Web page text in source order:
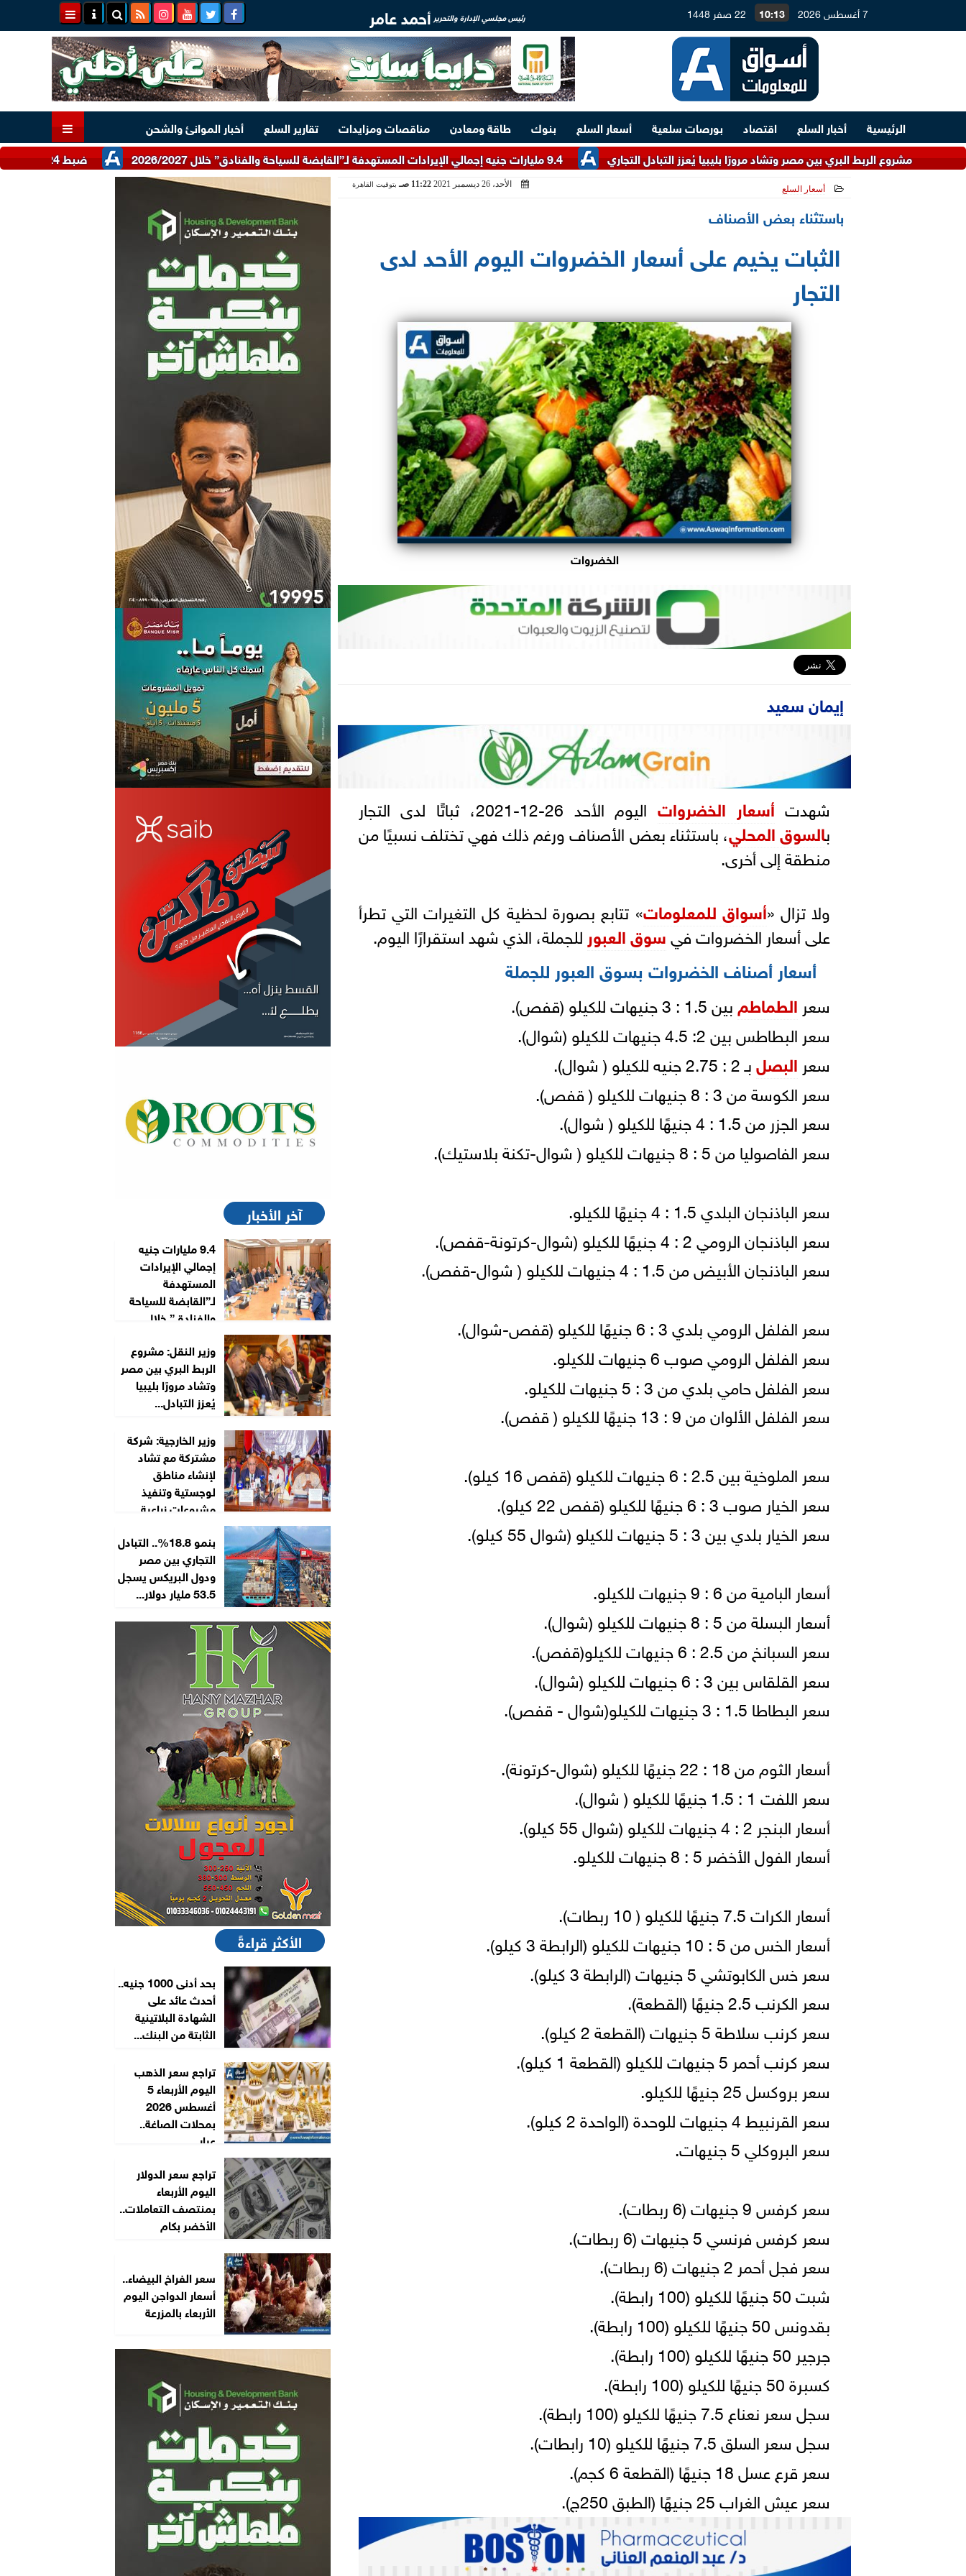
7 أغسطس 2026 10:13 22 صفر 1448 رئيس مجلسي الإدارة والتحرير أحمد عامر
الرئيسية أخبار السلع اقتصاد بورصات سلعية أسعار السلع بنوك طاقة ومعادن مناقصات ومزايدات تقارير السلع
أخبار الموانئ والشحن
ضبط 24 طن دقيق أبيض وبلدي مدعم عبر شرطة التموين
9.4 مليارات جنيه إجمالي الإيرادات المستهدفة لـ”القابضة للسياحة والفنادق” خلال 2026/2027 مشروع الربط البري بين مصر وتشاد مرورًا بليبيا يُعزز التبادل التجاري
أسعار السلع الأحد، 26 ديسمبر 2021 11:22 صـ بتوقيت القاهرة
باستثناء بعض الأصناف
الثبات يخيم على أسعار الخضروات اليوم الأحد لدى
التجار
الخضروات
إيمان سعيد
شهدت أسعار الخضروات
اليوم الأحد 26-12-2021، ثباتًا لدى التجار
بالسوق المحلي، باستثناء بعض الأصناف ورغم ذلك فهي تختلف نسبيًا من
منطقة إلى أخرى.
ولا تزال «أسواق للمعلومات» تتابع بصورة لحظية كل التغيرات التي تطرأ
على أسعار الخضروات فيسوق العبور للجملة، الذي شهد استقرارًا اليوم.
أسعار أصناف الخضروات بسوق العبور للجملة
سعر الطماطمبين 1.5 : 3 جنيهات للكيلو (قفص).
سعر البطاطس بين 2: 4.5 جنيهات للكيلو (شوال).
سعر البصلبـ 2 : 2.75 جنيه للكيلو ( شوال).
سعر الكوسة من 3 : 8 جنيهات للكيلو ( قفص).
سعر الجزر من 1.5 : 4 جنيهًا للكيلو ( شوال).
سعر الفاصوليا من 5 : 8 جنيهات للكيلو ( شوال-تكنة بلاستيك).
سعر الباذنجان البلدي 1.5 : 4 جنيهًا للكيلو.
سعر الباذنجان الرومي 2 : 4 جنيهًا للكيلو (شوال-كرتونة-قفص).
سعر الباذنجان الأبيض من 1.5 : 4 جنيهات للكيلو ( شوال-قفص).
سعر الفلفل الرومي بلدي 3 : 6 جنيهًا للكيلو (قفص-شوال).
سعر الفلفل الرومي صوب 6 جنيهات للكيلو.
سعر الفلفل حامي بلدي من 3 : 5 جنيهات للكيلو.
سعر الفلفل الألوان من 9 : 13 جنيهًا للكيلو ( قفص).
سعر الملوخية بين 2.5 : 6 جنيهات للكيلو (قفص 16 كيلو).
سعر الخيار صوب 3 : 6 جنيهًا للكيلو (قفص 22 كيلو).
سعر الخيار بلدي بين 3 : 5 جنيهات للكيلو (شوال 55 كيلو).
أسعار البامية من 6 : 9 جنيهات للكيلو.
أسعار البسلة من 5 : 8 جنيهات للكيلو (شوال).
سعر السبانخ من 2.5 : 6 جنيهات للكيلو(قفص).
سعر القلقاس بين 3 : 6 جنيهات للكيلو (شوال).
سعر البطاطا 1.5 : 3 جنيهات للكيلو(شوال - قفص).
أسعار الثوم من 18 : 22 جنيهًا للكيلو (شوال-كرتونة).
سعر اللفت 1 : 1.5 جنيهًا للكيلو ( شوال).
أسعار البنجر 2 : 4 جنيهات للكيلو (شوال 55 كيلو).
أسعار الفول الأخضر 5 : 8 جنيهات للكيلو.
أسعار الكرات 7.5 جنيهًا للكيلو ( 10 ربطات).
أسعار الخس من 5 : 10 جنيهات للكيلو (الرابطة 3 كيلو).
سعر خس الكابوتشي 5 جنيهات (الرابطة 3 كيلو).
سعر الكرنب 2.5 جنيهًا (القطعة).
سعر كرنب سلاطة 5 جنيهات (القطعة 2 كيلو).
سعر كرنب أحمر 5 جنيهات للكيلو (القطعة 1 كيلو).
سعر بروكسل 25 جنيهًا للكيلو.
سعر القرنبيط 4 جنيهات للوحدة (الواحدة 2 كيلو).
سعر البروكلي 5 جنيهات.
سعر كرفس 9 جنيهات (6 ربطات).
سعر كرفس فرنسي 5 جنيهات (6 ربطات).
سعر فجل أحمر 2 جنيهات (6 ربطات).
شبت 50 جنيهًا للكيلو (100 رابطة).
بقدونس 50 جنيهًا للكيلو (100 رابطة).
جرجير 50 جنيهًا للكيلو (100 رابطة).
كسبرة 50 جنيهًا للكيلو (100 رابطة).
سجل سعر نعناع 7.5 جنيهًا للكيلو (100 رابطة).
سجل سعر السلق 7.5 جنيهًا للكيلو (10 رابطات).
سعر قرع عسل 18 جنيهًا (القطعة 6 كجم).
سعر عيش الغراب 25 جنيهًا (الطبق 250ج).
آخر الأخبار
9.4 مليارات جنيه
إجمالي الإيرادات
المستهدفة
لـ”القابضة للسياحة
والفنادق” خلال
وزير النقل: مشروع
الربط البري بين مصر
وتشاد مرورًا بليبيا
يُعزز التبادل...
وزير الخارجية: شركة
مشتركة مع تشاد
لإنشاء مناطق
لوجستية وتنفيذ
مشروعات زراعية...
بنمو 18.8%.. التبادل
التجاري بين مصر
ودول البريكس يسجل
53.5 مليار دولار...
الأكثر قراءةً
بحد أدنى 1000 جنيه..
أحدث عائد على
الشهادة البلاتينية
الثابتة من البنك...
تراجع سعر الذهب
اليوم الأربعاء 5
أغسطس 2026
بمحلات الصاغة..
عيار...
تراجع سعر الدولار
اليوم الأربعاء
بمنتصف التعاملات..
الأخضر بكام
سعر الفراخ البيضاء..
أسعار الدواجن اليوم
الأربعاء بالمزرعة